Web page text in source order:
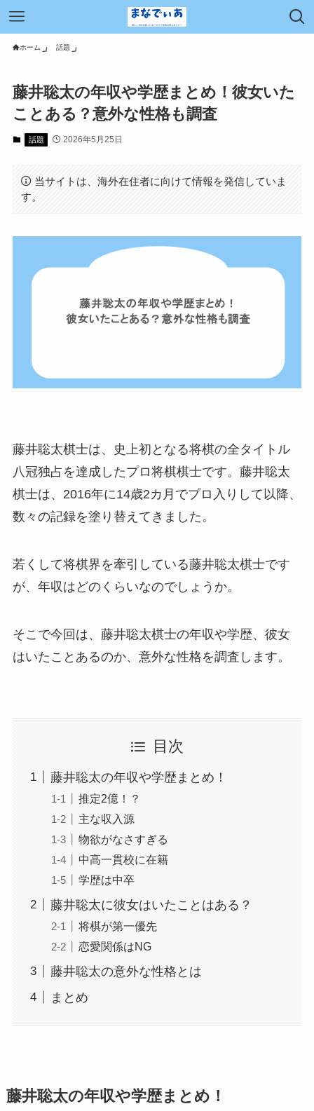
ホーム 話題
藤井聡太の年収や学歴まとめ！彼女いた
ことある？意外な性格も調査
話題 2026年5月25日
当サイトは、海外在住者に向けて情報を発信していま
す。
藤井聡太棋士は、史上初となる将棋の全タイトル
八冠独占を達成したプロ将棋棋士です。藤井聡太
棋士は、2016年に14歳2カ月でプロ入りして以降、
数々の記録を塗り替えてきました。
若くして将棋界を牽引している藤井聡太棋士です
が、年収はどのくらいなのでしょうか。
そこで今回は、藤井聡太棋士の年収や学歴、彼女
はいたことあるのか、意外な性格を調査します。
目次
藤井聡太の年収や学歴まとめ！
推定2億！？
主な収入源
物欲がなさすぎる
中高一貫校に在籍
学歴は中卒
藤井聡太に彼女はいたことはある？
将棋が第一優先
恋愛関係はNG
藤井聡太の意外な性格とは
まとめ
藤井聡太の年収や学歴まとめ！